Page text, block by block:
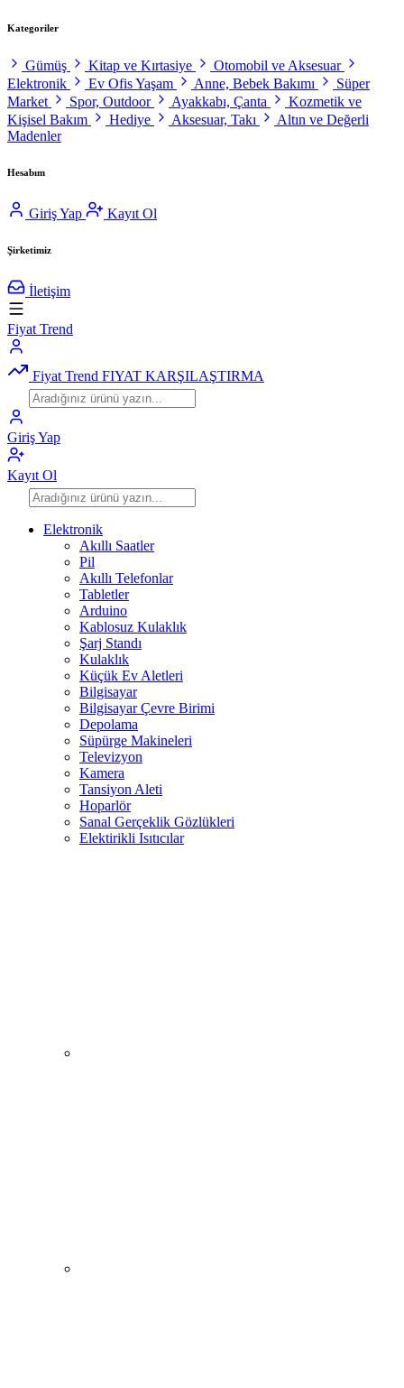
Kategoriler
Gümüş Kitap ve Kırtasiye
Otomobil ve Aksesuar
Elektronik
Ev Ofis Yaşam Anne, Bebek Bakımı
Süper
Market
Spor, Outdoor Ayakkabı, Çanta
Kozmetik ve
Kişisel Bakım
Hediye Aksesuar, Takı
Altın ve Değerli
Madenler
Hesabım
Giriş Yap Kayıt Ol
Şirketimiz
İletişim
Fiyat Trend
Fiyat Trend FIYAT KARŞILAŞTIRMA
Giriş Yap
Kayıt Ol
Elektronik
Akıllı Saatler
Pil
Akıllı Telefonlar
Tabletler
Arduino
Kablosuz Kulaklık
Şarj Standı
Kulaklık
Küçük Ev Aletleri
Bilgisayar
Bilgisayar Çevre Birimi
Depolama
Süpürge Makineleri
Televizyon
Kamera
Tansiyon Aleti
Hoparlör
Sanal Gerçeklik Gözlükleri
Elektirikli Isıtıcılar